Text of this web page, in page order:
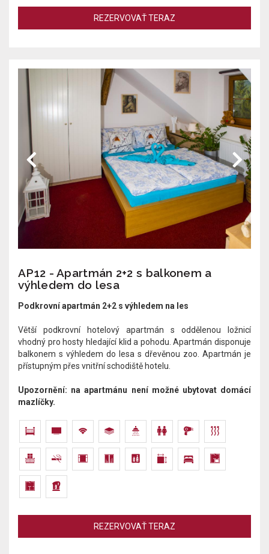
REZERVOVAŤ TERAZ
AP12 - Apartmán 2+2 s balkonem a
výhledem do lesa
Podkrovní apartmán 2+2 s výhledem na les
Větší podkrovní hotelový apartmán s oddělenou ložnicí
vhodný pro hosty hledající klid a pohodu. Apartmán disponuje
balkonem s výhledem do lesa s dřevěnou zoo. Apartmán je
přístupným přes vnitřní schodiště hotelu.​​​
Upozornění: na apartmánu není možné ubytovat domácí
mazlíčky.
REZERVOVAŤ TERAZ